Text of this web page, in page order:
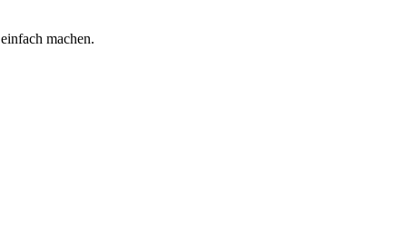
machen.